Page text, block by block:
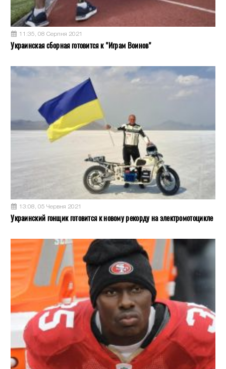
11:35, 08 Серпня 2021
Украинская сборная готовится к "Играм Воинов"
13:08, 05 Червня 2021
Украинский гонщик готовится к новому рекорду на электромотоцикле